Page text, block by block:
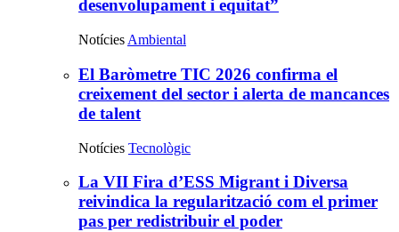
desenvolupament i equitat”
Notícies Ambiental
El Baròmetre TIC 2026 confirma el
creixement del sector i alerta de mancances
de talent
Notícies Tecnològic
La VII Fira d’ESS Migrant i Diversa
reivindica la regularització com el primer
pas per redistribuir el poder